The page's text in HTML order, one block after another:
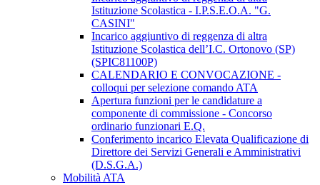
Istituzione Scolastica - I.P.S.E.O.A. "G.
CASINI"
Incarico aggiuntivo di reggenza di altra
Istituzione Scolastica dell’I.C. Ortonovo (SP)
(SPIC81100P)
CALENDARIO E CONVOCAZIONE -
colloqui per selezione comando ATA
Apertura funzioni per le candidature a
componente di commissione - Concorso
ordinario funzionari E.Q.
Conferimento incarico Elevata Qualificazione di
Direttore dei Servizi Generali e Amministrativi
(D.S.G.A.)
Mobilità ATA